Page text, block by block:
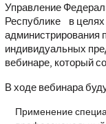
Управление
Республике в
администрирования
индивидуальных
вебинаре, который
В ходе вебинара
Применение